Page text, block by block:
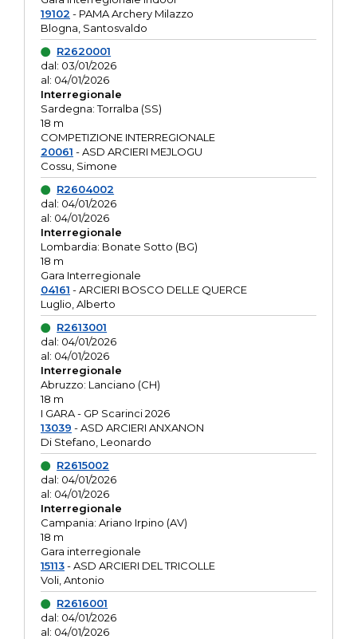
19102 - PAMA Archery Milazzo
Blogna, Santosvaldo
R2620001
dal: 03/01/2026
al: 04/01/2026
Interregionale
Sardegna: Torralba (SS)
18 m
COMPETIZIONE INTERREGIONALE
20061 - ASD ARCIERI MEJLOGU
Cossu, Simone
R2604002
dal: 04/01/2026
al: 04/01/2026
Interregionale
Lombardia: Bonate Sotto (BG)
18 m
Gara Interregionale
04161 - ARCIERI BOSCO DELLE QUERCE
Luglio, Alberto
R2613001
dal: 04/01/2026
al: 04/01/2026
Interregionale
Abruzzo: Lanciano (CH)
18 m
I GARA - GP Scarinci 2026
13039 - ASD ARCIERI ANXANON
Di Stefano, Leonardo
R2615002
dal: 04/01/2026
al: 04/01/2026
Interregionale
Campania: Ariano Irpino (AV)
18 m
Gara interregionale
15113- ASD ARCIERI DEL TRICOLLE
Voli, Antonio
R2616001
dal: 04/01/2026
al: 04/01/2026